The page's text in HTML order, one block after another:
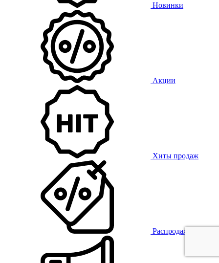
Новинки
Акции
Хиты продаж
Распродажа